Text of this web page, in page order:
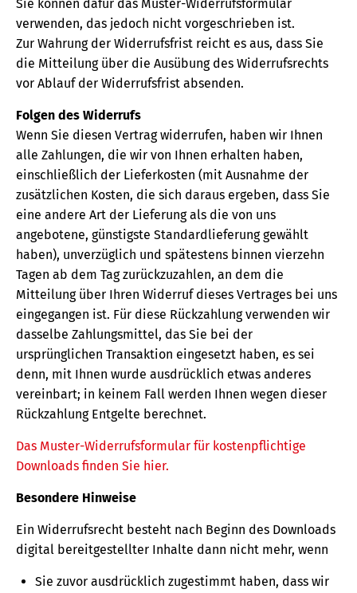
Sie können dafür das Muster-Widerrufsformular
verwenden, das jedoch nicht vorgeschrieben ist.
Zur Wahrung der Widerrufsfrist reicht es aus, dass Sie
die Mitteilung über die Ausübung des Widerrufsrechts
vor Ablauf der Widerrufsfrist absenden.
Folgen des Widerrufs
Wenn Sie diesen Vertrag widerrufen, haben wir Ihnen
alle Zahlungen, die wir von Ihnen erhalten haben,
einschließlich der Lieferkosten (mit Ausnahme der
zusätzlichen Kosten, die sich daraus ergeben, dass Sie
eine andere Art der Lieferung als die von uns
angebotene, günstigste Standardlieferung gewählt
haben), unverzüglich und spätestens binnen vierzehn
Tagen ab dem Tag zurückzuzahlen, an dem die
Mitteilung über Ihren Widerruf dieses Vertrages bei uns
eingegangen ist. Für diese Rückzahlung verwenden wir
dasselbe Zahlungsmittel, das Sie bei der
ursprünglichen Transaktion eingesetzt haben, es sei
denn, mit Ihnen wurde ausdrücklich etwas anderes
vereinbart; in keinem Fall werden Ihnen wegen dieser
Rückzahlung Entgelte berechnet.
Das Muster-Widerrufsformular für kostenpflichtige
Downloads finden Sie hier.
Besondere Hinweise
Ein Widerrufsrecht besteht nach Beginn des Downloads
digital bereitgestellter Inhalte dann nicht mehr, wenn
Sie zuvor ausdrücklich zugestimmt haben, dass wir